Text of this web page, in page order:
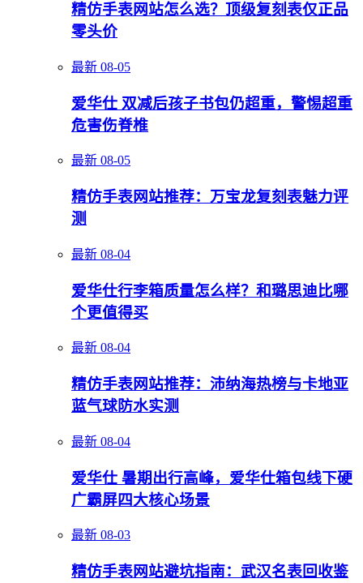
精仿手表网站怎么选？顶级复刻表仅正品
零头价
最新 08-05
爱华仕 双减后孩子书包仍超重，警惕超重
危害伤脊椎
最新 08-05
精仿手表网站推荐：万宝龙复刻表魅力评
测
最新 08-04
爱华仕行李箱质量怎么样？和璐思迪比哪
个更值得买
最新 08-04
精仿手表网站推荐：沛纳海热榜与卡地亚
蓝气球防水实测
最新 08-04
爱华仕 暑期出行高峰，爱华仕箱包线下硬
广霸屏四大核心场景
最新 08-03
精仿手表网站避坑指南：武汉名表回收鉴